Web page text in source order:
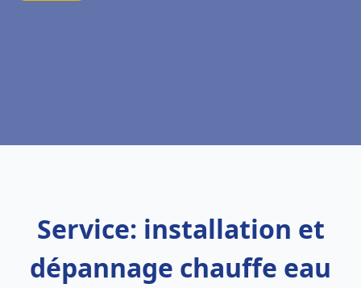
Service: installation et
dépannage chauffe eau